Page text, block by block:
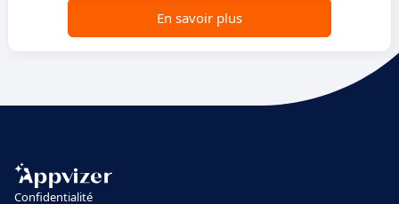
En savoir plus
Confidentialité